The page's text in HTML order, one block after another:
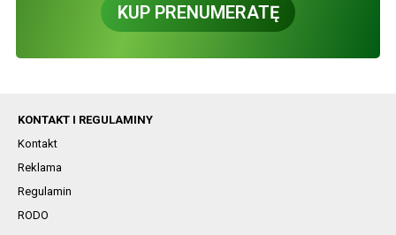
KUP PRENUMERATĘ
KONTAKT I REGULAMINY
Kontakt
Reklama
Regulamin
RODO